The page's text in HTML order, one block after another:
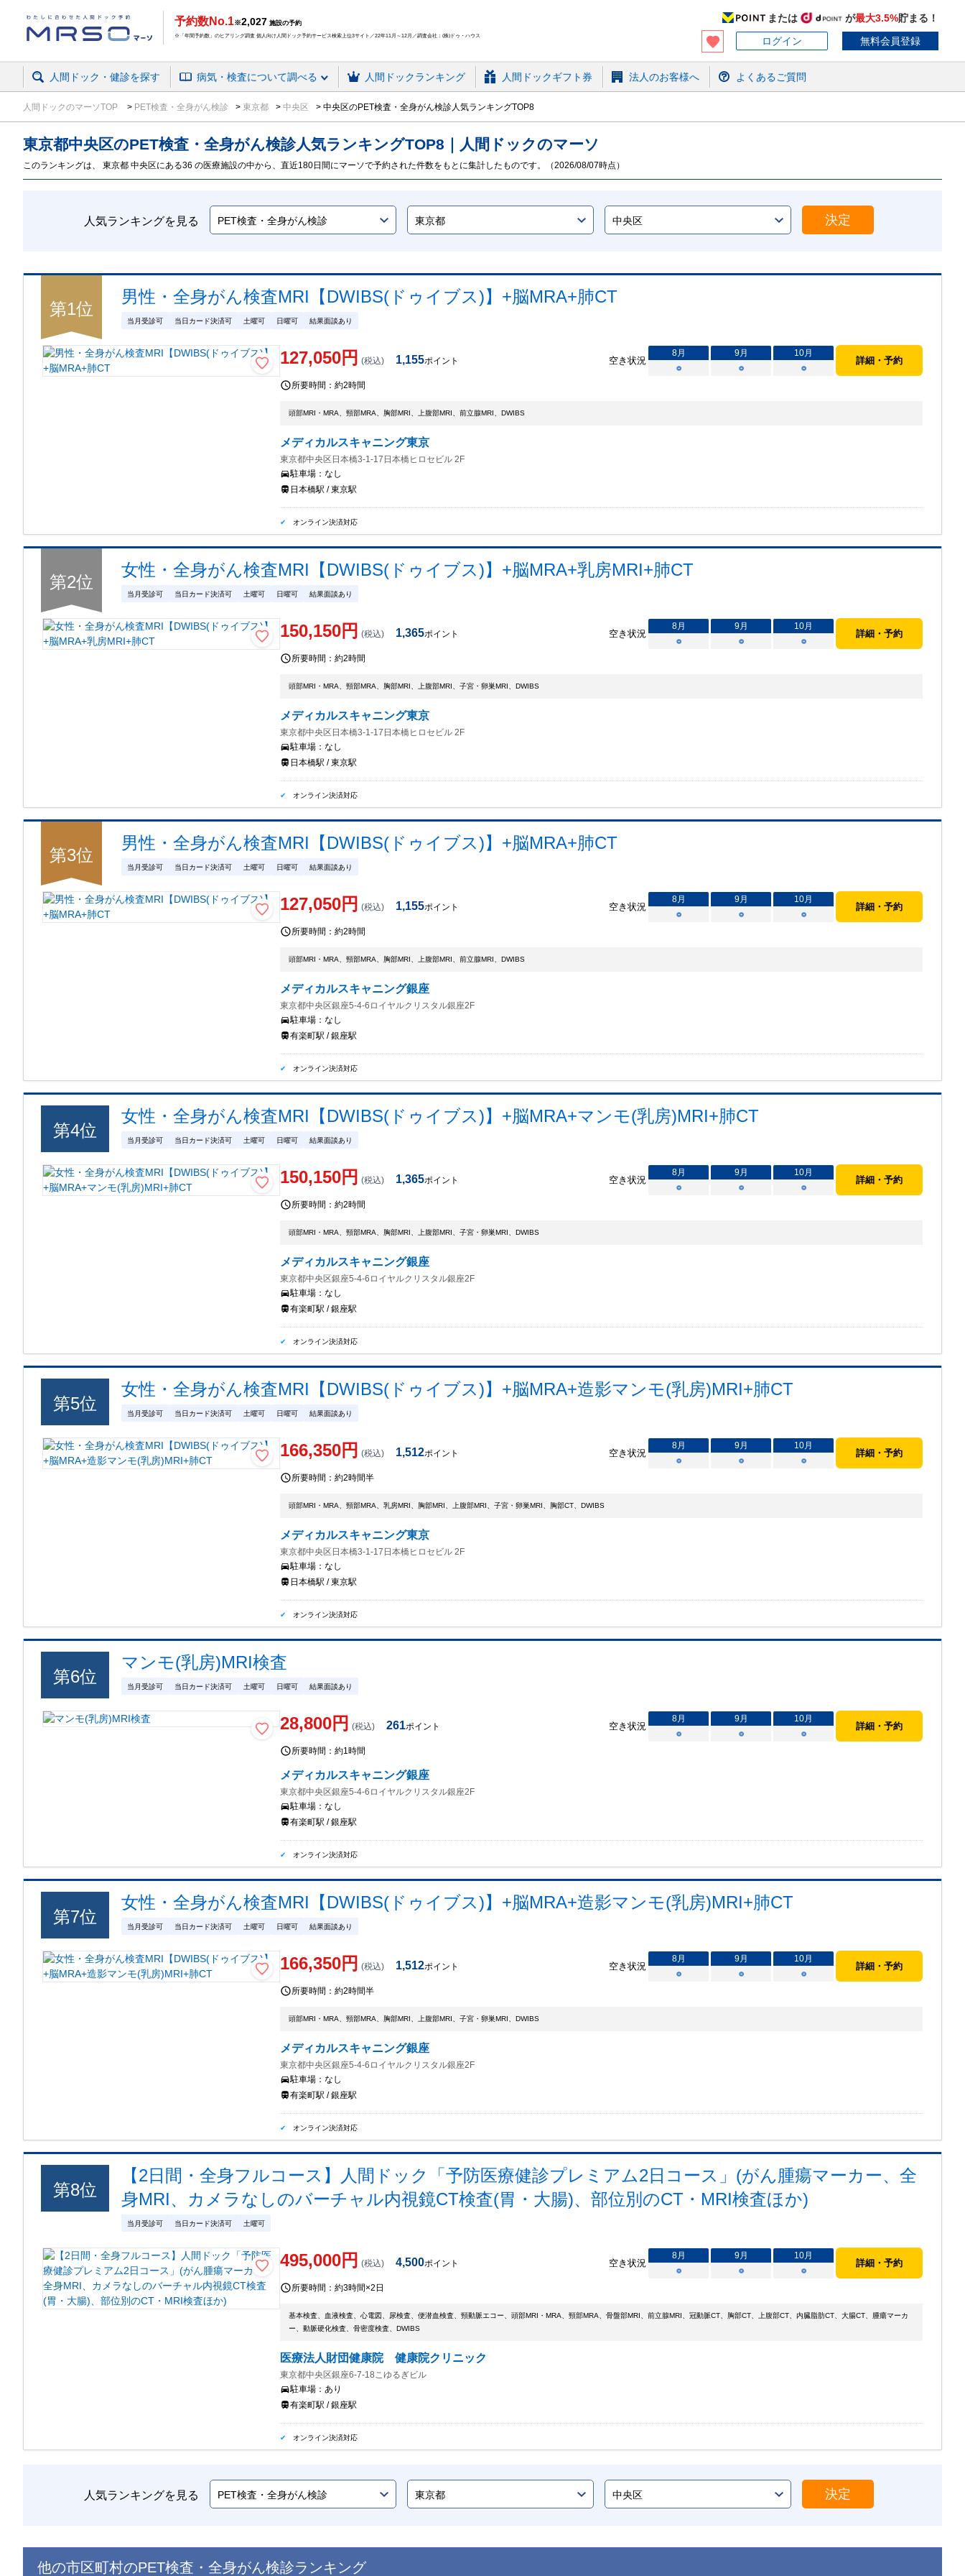
予約数No.1※2,027 施設の予約
※「年間予約数」のヒアリング調査 個人向け人間ドック予約サービス検索上位3サイト／22年11月～12月／調査会社：(株)ドゥ・ハウス
または が最大3.5%貯まる！
ログイン
無料会員登録
人間ドック・健診を探す 病気・検査について調べる 人間ドックランキング 人間ドックギフト券 法人のお客様へ よくあるご質問
人間ドックのマーソTOP PET検査・全身がん検診 東京都 中央区 中央区のPET検査・全身がん検診人気ランキングTOP8
東京都中央区のPET検査・全身がん検診人気ランキングTOP8 ｜人間ドックのマーソ
このランキングは、 東京都 中央区にある36 の医療施設の中から、直近180日間にマーソで予約された件数をもとに集計したものです。（2026/08/07時点）
人気ランキングを見る 決定
第1位
男性・全身がん検査MRI【DWIBS(ドゥイブス)】+脳MRA+肺CT
当月受診可 当日カード決済可 土曜可 日曜可 結果面談あり
127,050円 (税込) 1,155ポイント 空き状況
8月 9月 10月
○
○ ○
詳細・予約
所要時間：約2時間
頭部MRI・MRA、頸部MRA、胸部MRI、上腹部MRI、前立腺MRI、DWIBS
メディカルスキャニング東京
東京都中央区日本橋3-1-17日本橋ヒロセビル 2F
駐車場：なし
日本橋駅 / 東京駅
オンライン決済対応
第2位
女性・全身がん検査MRI【DWIBS(ドゥイブス)】+脳MRA+乳房MRI+肺CT
当月受診可 当日カード決済可 土曜可 日曜可 結果面談あり
150,150円 (税込) 1,365ポイント 空き状況
8月 9月 10月
○
○ ○
詳細・予約
所要時間：約2時間
頭部MRI・MRA、頸部MRA、胸部MRI、上腹部MRI、子宮・卵巣MRI、DWIBS
メディカルスキャニング東京
東京都中央区日本橋3-1-17日本橋ヒロセビル 2F
駐車場：なし
日本橋駅 / 東京駅
オンライン決済対応
第3位
男性・全身がん検査MRI【DWIBS(ドゥイブス)】+脳MRA+肺CT
当月受診可 当日カード決済可 土曜可 日曜可 結果面談あり
127,050円 (税込) 1,155ポイント 空き状況
8月 9月 10月
○
○ ○
詳細・予約
所要時間：約2時間
頭部MRI・MRA、頸部MRA、胸部MRI、上腹部MRI、前立腺MRI、DWIBS
メディカルスキャニング銀座
東京都中央区銀座5-4-6ロイヤルクリスタル銀座2F
駐車場：なし
有楽町駅 / 銀座駅
オンライン決済対応
第4位
女性・全身がん検査MRI【DWIBS(ドゥイブス)】+脳MRA+マンモ(乳房)MRI+肺CT
当月受診可 当日カード決済可 土曜可 日曜可 結果面談あり
150,150円 (税込) 1,365ポイント 空き状況
8月 9月 10月
○
○ ○
詳細・予約
所要時間：約2時間
頭部MRI・MRA、頸部MRA、胸部MRI、上腹部MRI、子宮・卵巣MRI、DWIBS
メディカルスキャニング銀座
東京都中央区銀座5-4-6ロイヤルクリスタル銀座2F
駐車場：なし
有楽町駅 / 銀座駅
オンライン決済対応
第5位
女性・全身がん検査MRI【DWIBS(ドゥイブス)】+脳MRA+造影マンモ(乳房)MRI+肺CT
当月受診可 当日カード決済可 土曜可 日曜可 結果面談あり
166,350円 (税込) 1,512ポイント 空き状況
8月 9月 10月
○
○ ○
詳細・予約
所要時間：約2時間半
頭部MRI・MRA、頸部MRA、乳房MRI、胸部MRI、上腹部MRI、子宮・卵巣MRI、胸部CT、DWIBS
メディカルスキャニング東京
東京都中央区日本橋3-1-17日本橋ヒロセビル 2F
駐車場：なし
日本橋駅 / 東京駅
オンライン決済対応
第6位
マンモ(乳房)MRI検査
当月受診可 当日カード決済可 土曜可 日曜可 結果面談あり
28,800円 (税込) 261ポイント 空き状況
8月 9月 10月
○
○ ○
詳細・予約
所要時間：約1時間
メディカルスキャニング銀座
東京都中央区銀座5-4-6ロイヤルクリスタル銀座2F
駐車場：なし
有楽町駅 / 銀座駅
オンライン決済対応
第7位
女性・全身がん検査MRI【DWIBS(ドゥイブス)】+脳MRA+造影マンモ(乳房)MRI+肺CT
当月受診可 当日カード決済可 土曜可 日曜可 結果面談あり
166,350円 (税込) 1,512ポイント 空き状況
8月 9月 10月
○
○ ○
詳細・予約
所要時間：約2時間半
頭部MRI・MRA、頸部MRA、胸部MRI、上腹部MRI、子宮・卵巣MRI、DWIBS
メディカルスキャニング銀座
東京都中央区銀座5-4-6ロイヤルクリスタル銀座2F
駐車場：なし
有楽町駅 / 銀座駅
オンライン決済対応
第8位
【2日間・全身フルコース】人間ドック「予防医療健診プレミアム2日コース」(がん腫瘍マーカー、全
身MRI、カメラなしのバーチャル内視鏡CT検査(胃・大腸)、部位別のCT・MRI検査ほか)
当月受診可 当日カード決済可 土曜可
495,000円 (税込) 4,500ポイント 空き状況
8月 9月 10月
○
○ ○
詳細・予約
所要時間：約3時間×2日
基本検査、血液検査、心電図、尿検査、便潜血検査、頸動脈エコー、頭部MRI・MRA、頸部MRA、骨盤部MRI、前立腺MRI、冠動脈CT、胸部CT、上腹部CT、内臓脂肪CT、大腸CT、腫瘍マーカ
ー、動脈硬化検査、骨密度検査、DWIBS
医療法人財団健康院 健康院クリニック
東京都中央区銀座6-7-18こゆるぎビル
駐車場：あり
有楽町駅 / 銀座駅
オンライン決済対応
人気ランキングを見る 決定
他の市区町村のPET検査・全身がん検診ランキング